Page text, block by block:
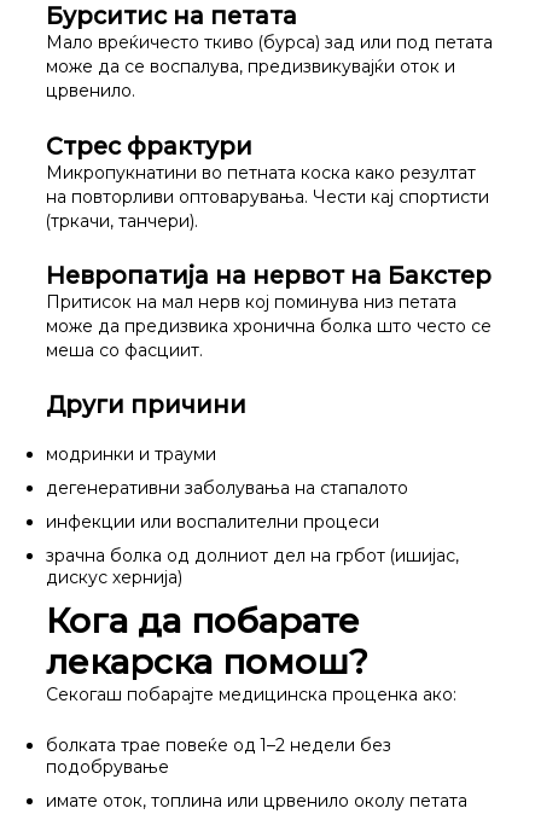
Бурситис на петата
Мало вреќичесто ткиво (бурса) зад или под петата
може да се воспалува, предизвикувајќи оток и
црвенило.
Стрес фрактури
Микропукнатини во петната коска како резултат
на повторливи оптоварувања. Чести кај спортисти
(тркачи, танчери).
Невропатија на нервот на Бакстер
Притисок на мал нерв кој поминува низ петата
може да предизвика хронична болка што често се
меша со фасциит.
Други причини
модринки и трауми
дегенеративни заболувања на стапалото
инфекции или воспалителни процеси
зрачна болка од долниот дел на грбот (ишијас,
дискус хернија)
Кога да побарате
лекарска помош?
Секогаш побарајте медицинска проценка ако:
болката трае повеќе од 1–2 недели без
подобрување
имате оток, топлина или црвенило околу петата